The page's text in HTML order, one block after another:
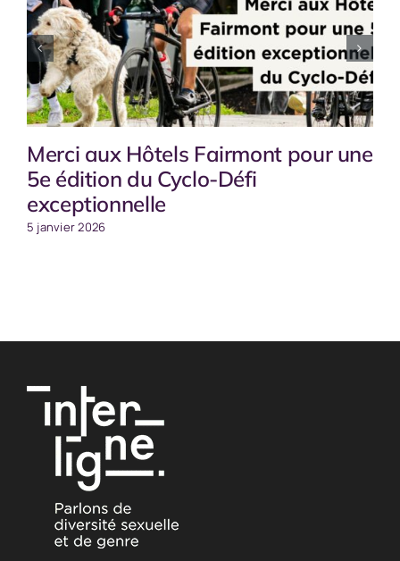
Merci aux Hôtels Fairmont pour une
5e édition du Cyclo-Défi
exceptionnelle
5 janvier 2026